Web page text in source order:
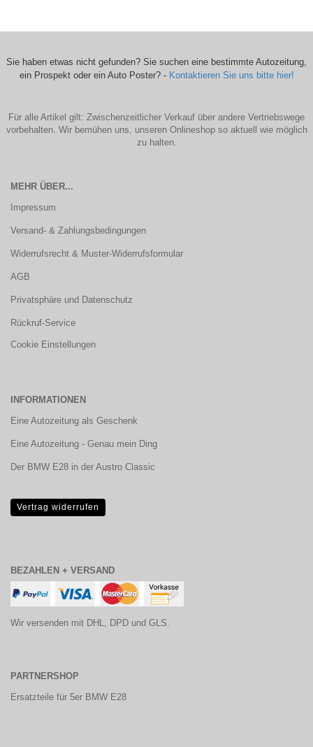
Sie haben etwas nicht gefunden? Sie suchen eine bestimmte Autozeitung,
ein Prospekt oder ein Auto Poster? - Kontaktieren Sie uns bitte hier!
Für alle Artikel gilt: Zwischenzeitlicher Verkauf über andere Vertriebswege
vorbehalten. Wir bemühen uns, unseren Onlineshop so aktuell wie möglich
zu halten.
MEHR ÜBER...
Impressum
Versand- & Zahlungsbedingungen
Widerrufsrecht & Muster-Widerrufsformular
AGB
Privatsphäre und Datenschutz
Rückruf-Service
Cookie Einstellungen
INFORMATIONEN
Eine Autozeitung als Geschenk
Eine Autozeitung - Genau mein Ding
Der BMW E28 in der Austro Classic
Vertrag widerrufen
BEZAHLEN + VERSAND
Wir versenden mit DHL, DPD und GLS.
PARTNERSHOP
Ersatzteile für 5er BMW E28